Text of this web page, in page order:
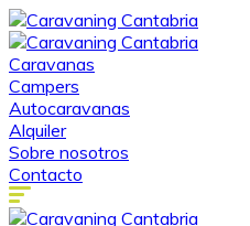
Caravanas
Campers
Autocaravanas
Alquiler
Sobre nosotros
Contacto